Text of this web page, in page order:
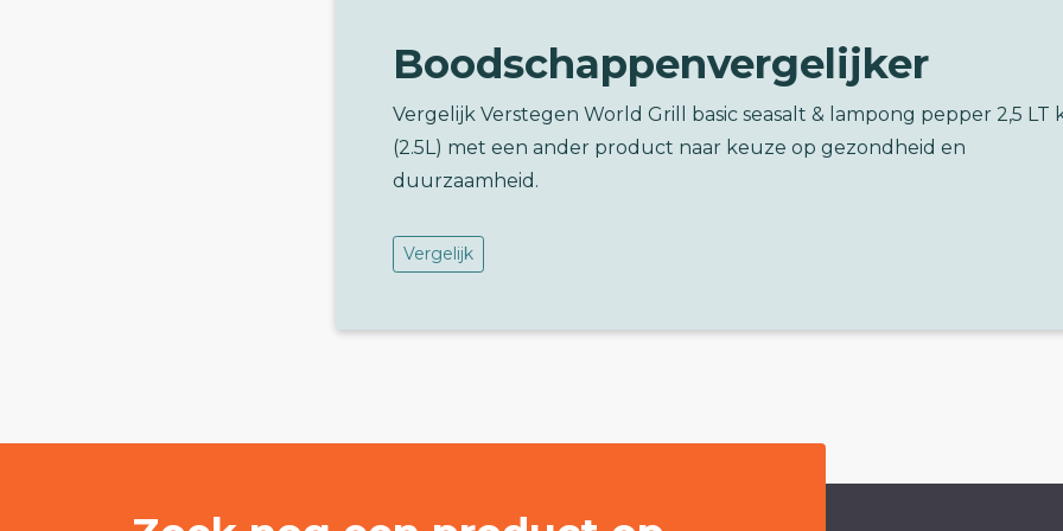
Boodschappenvergelijker
Vergelijk Verstegen World Grill basic seasalt & lampong pepper 2,5 LT
(2.5L) met een ander product naar keuze op gezondheid en
duurzaamheid.
Vergelijk